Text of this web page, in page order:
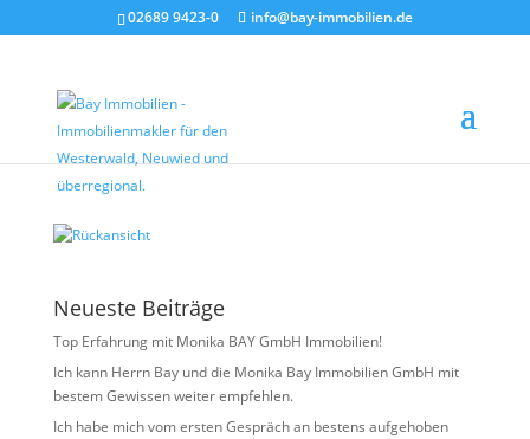
02689 9423-0 info@bay-immobilien.de
Rückansicht
vonChristian Bay|Juli 9, 2026
Neueste Beiträge
Top Erfahrung mit Monika BAY GmbH Immobilien!
Ich kann Herrn Bay und die Monika Bay Immobilien GmbH mit
bestem Gewissen weiter empfehlen.
Ich habe mich vom ersten Gespräch an bestens aufgehoben